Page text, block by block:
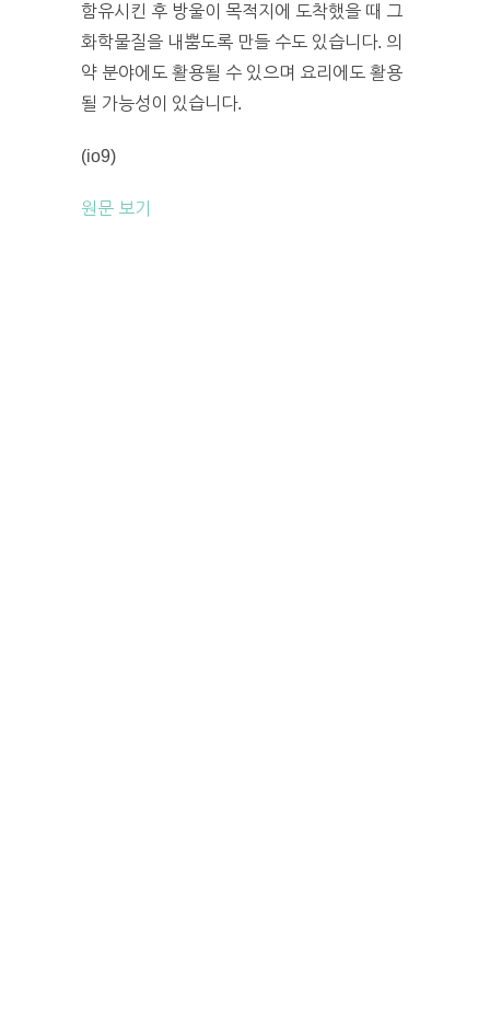
함유시킨 후 방울이 목적지에 도착했을 때 그
화학물질을 내뿜도록 만들 수도 있습니다. 의
약 분야에도 활용될 수 있으며 요리에도 활용
될 가능성이 있습니다.
(io9)
원문 보기